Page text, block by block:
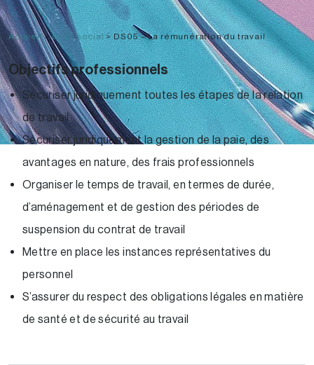
Accueil>Droit social >DS05 – La rémunération du travail
Objectifs professionnels
Sécuriser juridiquement toutes les étapes de la relation
de travail
Sécuriser juridiquement la gestion de la paie, des
avantages en nature, des frais professionnels
Organiser le temps de travail, en termes de durée,
d’aménagement et de gestion des périodes de
suspension du contrat de travail
Mettre en place les instances représentatives du
personnel
S’assurer du respect des obligations légales en matière
de santé et de sécurité au travail